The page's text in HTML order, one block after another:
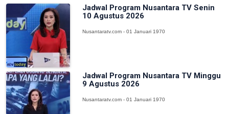
Jadwal Program Nusantara TV Senin
10 Agustus 2026
Nusantaratv.com - 01 Januari 1970
Jadwal Program Nusantara TV Minggu
9 Agustus 2026
Nusantaratv.com - 01 Januari 1970